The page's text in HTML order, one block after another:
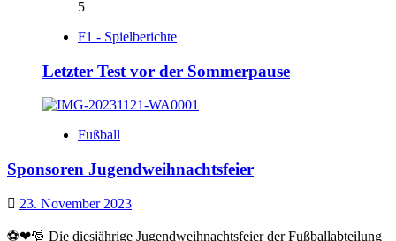
5
F1 - Spielberichte
Letzter Test vor der Sommerpause
Fußball
Sponsoren Jugendweihnachtsfeier
23. November 2023
⚽️❤🎅 Die diesjährige Jugendweihnachtsfeier der Fußballabteilung